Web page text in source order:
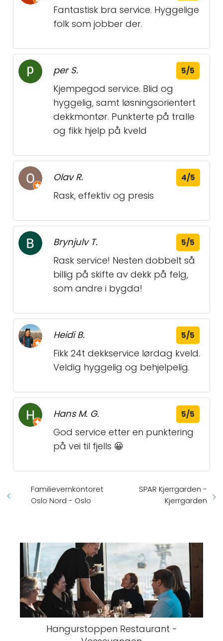
Fantastisk bra service. Hyggelige
folk som jobber der.
per S. 5/5
Kjempegod service. Blid og
hyggelig, samt løsningsorientert
dekkmontør. Punkterte på tralle
og fikk hjelp på kveld
Olav R. 4/5
Rask, effektiv og presis
Brynjulv T. 5/5
Rask service! Nesten dobbelt så
billig på skifte av dekk på felg,
som andre i bygda!
Heidi B. 5/5
Fikk 24t dekkservice lørdag kveld.
Veldig hyggelig og behjelpelig.
Hans M. G. 5/5
God service etter en punktering
på vei til fjells 😀
Familievernkontoret
Oslo Nord - Oslo
SPAR Kjerrgarden -
Kjerrgarden
Hangurstoppen Restaurant -